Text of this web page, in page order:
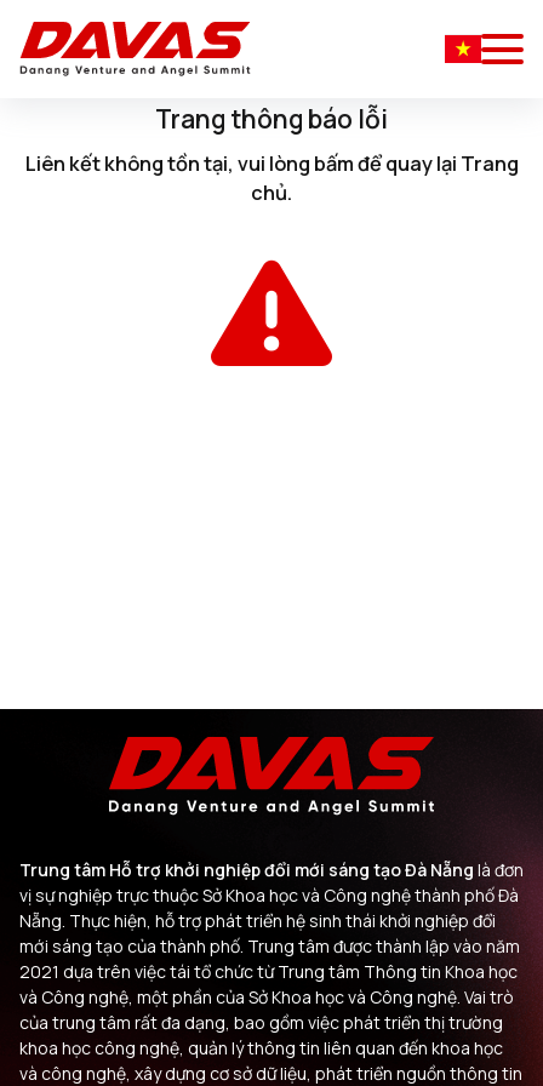
Trang thông báo lỗi
Liên kết không tồn tại, vui lòng bấmđể quay lại Trang
chủ.
Trung tâm Hỗ trợ khởi nghiệp đổi mới sáng tạo Đà Nẵng là đơn
vị sự nghiệp trực thuộc Sở Khoa học và Công nghệ thành phố Đà
Nẵng. Thực hiện, hỗ trợ phát triển hệ sinh thái khởi nghiệp đổi
mới sáng tạo của thành phố. Trung tâm được thành lập vào năm
2021 dựa trên việc tái tổ chức từ Trung tâm Thông tin Khoa học
và Công nghệ, một phần của Sở Khoa học và Công nghệ. Vai trò
của trung tâm rất đa dạng, bao gồm việc phát triển thị trường
khoa học công nghệ, quản lý thông tin liên quan đến khoa học
và công nghệ, xây dựng cơ sở dữ liệu, phát triển nguồn thông tin